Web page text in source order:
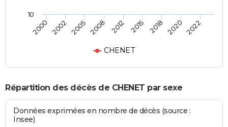
CHENET
2000 2002 2005 2008 2012 2015 2018 2020 2022
10
Répartition des décès de CHENET par sexe
Données exprimées en nombre de décès (source :
Insee)